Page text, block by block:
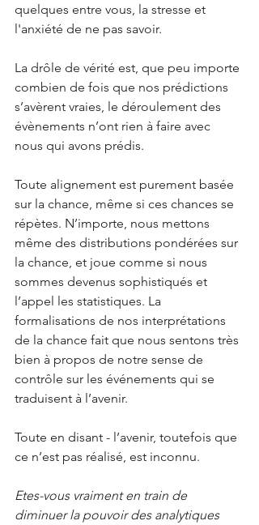
quelques entre vous, la stresse et
l'anxiété de ne pas savoir.
La drôle de vérité est, que peu importe
combien de fois que nos prédictions
s’avèrent vraies, le déroulement des
évènements n’ont rien à faire avec
nous qui avons prédis.
Toute alignement est purement basée
sur la chance, même si ces chances se
répètes. N’importe, nous mettons
même des distributions pondérées sur
la chance, et joue comme si nous
sommes devenus sophistiqués et
l’appel les statistiques. La
formalisations de nos interprétations
de la chance fait que nous sentons très
bien à propos de notre sense de
contrôle sur les événements qui se
traduisent à l’avenir.
Toute en disant - l’avenir, toutefois que
ce n’est pas réalisé, est inconnu.
Etes-vous vraiment en train de
diminuer la pouvoir des analytiques